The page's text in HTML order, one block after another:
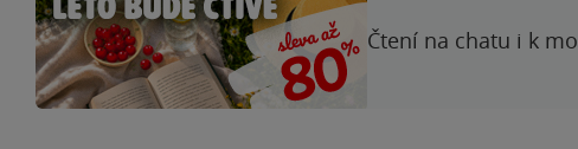
Čtení na chatu i k